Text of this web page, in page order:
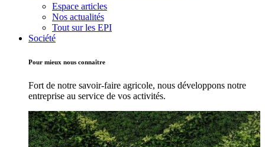
Espace articles
Nos actualités
Tout sur les EPI
Société
Pour mieux nous connaître
Fort de notre savoir-faire agricole, nous développons notre
entreprise au service de vos activités.